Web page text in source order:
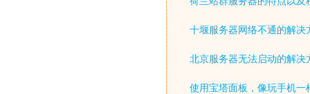
十堰服务器网络不通的解决
北京服务器无法启动的解决
使用宝塔面板，像玩手机一